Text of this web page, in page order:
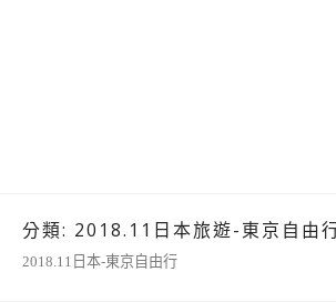
分類: 2018.11日本旅遊-東京自由
2018.11日本-東京自由行